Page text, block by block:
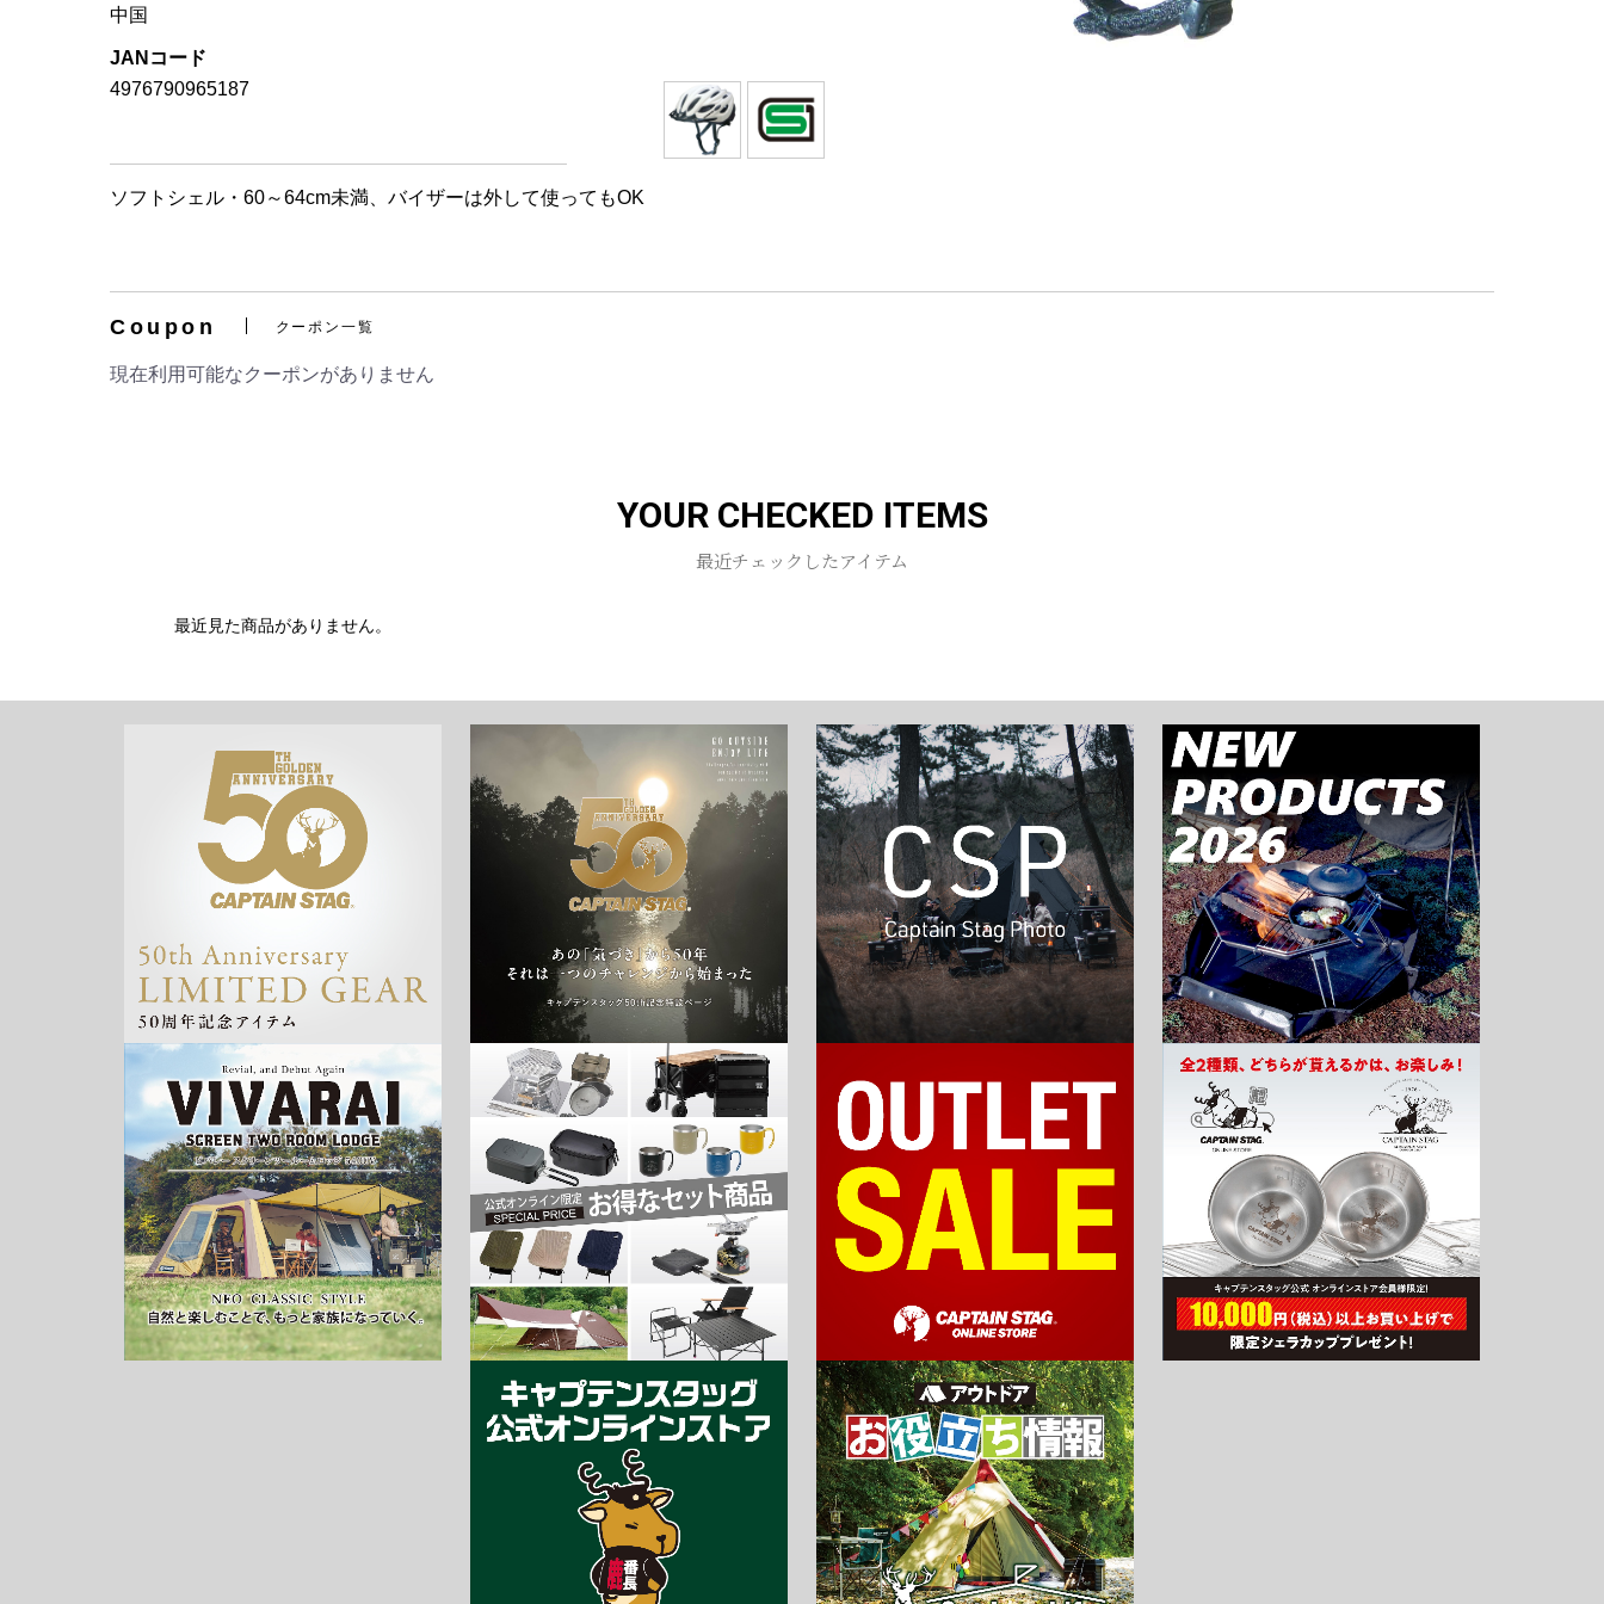
お買い物を続ける カートへ進む
中国
JANコード
4976790965187
ソフトシェル・60～64cm未満、バイザーは外して使ってもOK
Coupon クーポン一覧
現在利用可能なクーポンがありません
YOUR CHECKED ITEMS
最近チェックしたアイテム
最近見た商品がありません。